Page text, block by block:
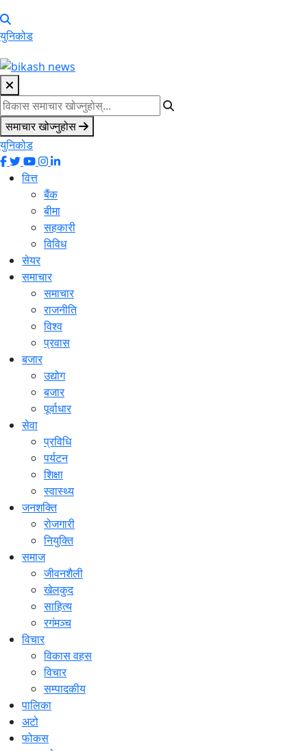
युनिकोड
समाचार खोज्नुहोस
युनिकोड
वित्त
बैंक
बीमा
सहकारी
विविध
सेयर
समाचार
समाचार
राजनीति
विश्व
प्रवास
बजार
उद्योग
बजार
पूर्वाधार
सेवा
प्रविधि
पर्यटन
शिक्षा
स्वास्थ्य
जनशक्ति
रोजगारी
नियुक्ति
समाज
जीवनशैली
खेलकुद
साहित्य
रगंमञ्च
विचार
विकास वहस
विचार
सम्पादकीय
पालिका
अटो
फोकस